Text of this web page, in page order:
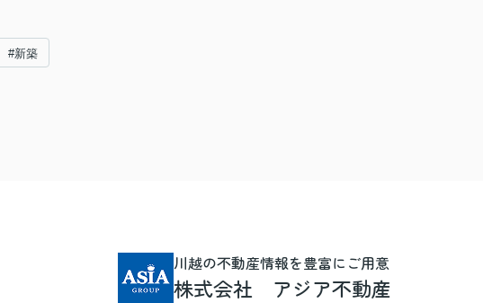
#新築
川越の不動産情報を豊富にご用意
株式会社 アジア不動産